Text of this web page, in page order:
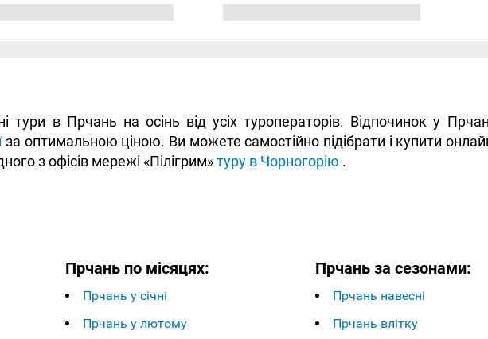
тури в Прчань на осінь від усіх туроператорів. Відпочинок у
за оптимальною ціною. Ви можете самостійно підібрати і купити
з офісів мережі «Пілігрим»туру в Чорногорію .
Прчань по місяцях:
Прчань у січні
Прчань у лютому
Прчань за сезонами:
Прчань навесні
Прчань влітку